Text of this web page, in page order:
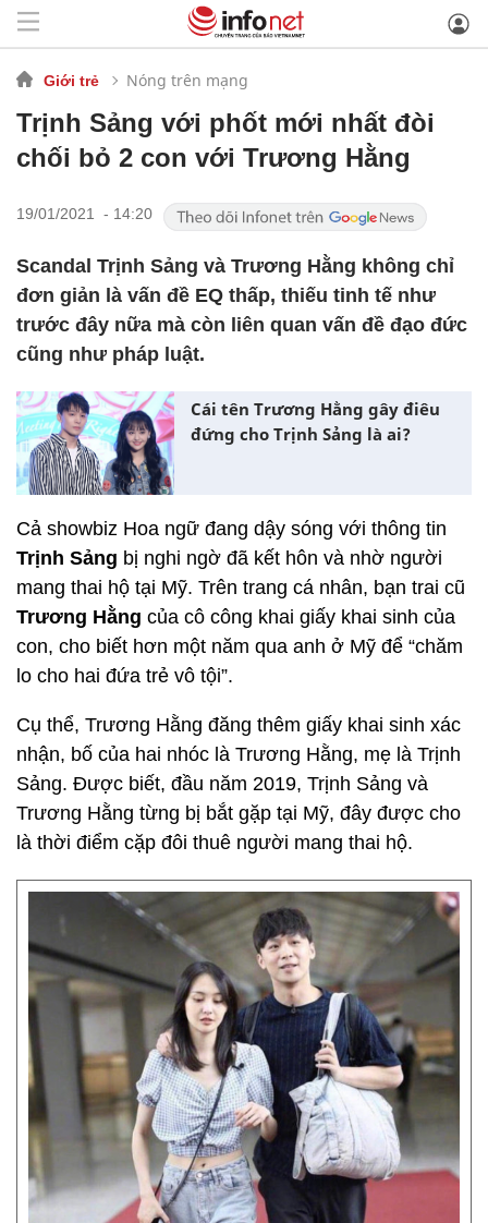
Giới trẻ Nóng trên mạng
Trịnh Sảng với phốt mới nhất đòi
chối bỏ 2 con với Trương Hằng
19/01/2021 - 14:20
Scandal Trịnh Sảng và Trương Hằng không chỉ
đơn giản là vấn đề EQ thấp, thiếu tinh tế như
trước đây nữa mà còn liên quan vấn đề đạo đức
cũng như pháp luật.
Cái tên Trương Hằng gây điêu
đứng cho Trịnh Sảng là ai?
Cả showbiz Hoa ngữ đang dậy sóng với thông tin
Trịnh Sảng bị nghi ngờ đã kết hôn và nhờ người
mang thai hộ tại Mỹ. Trên trang cá nhân, bạn trai cũ
Trương Hằng của cô công khai giấy khai sinh của
con, cho biết hơn một năm qua anh ở Mỹ để “chăm
lo cho hai đứa trẻ vô tội”.
Cụ thể, Trương Hằng đăng thêm giấy khai sinh xác
nhận, bố của hai nhóc là Trương Hằng, mẹ là Trịnh
Sảng. Được biết, đầu năm 2019, Trịnh Sảng và
Trương Hằng từng bị bắt gặp tại Mỹ, đây được cho
là thời điểm cặp đôi thuê người mang thai hộ.